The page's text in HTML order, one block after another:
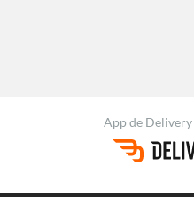
App de Delivery